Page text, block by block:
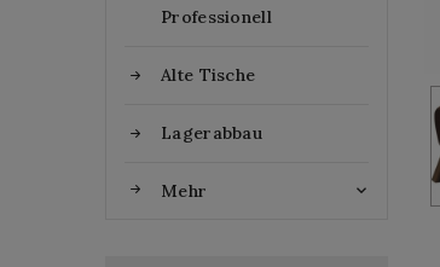
Professionell
Alte Tische
Lagerabbau
Mehr 